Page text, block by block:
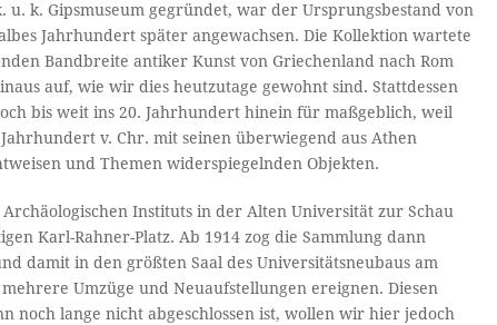
k. Gipsmuseum gegründet, war der Ursprungsbestand von
Jahrhundert später angewachsen. Die Kollektion wartete
Bandbreite antiker Kunst von Griechenland nach Rom
auf, wie wir dies heutzutage gewohnt sind. Stattdessen
bis weit ins 20. Jahrhundert hinein für maßgeblich, weil
v. Chr. mit seinen überwiegend aus Athen
und Themen widerspiegelnden Objekten.
Instituts in der Alten Universität zur Schau
Karl-Rahner-Platz. Ab 1914 zog die Sammlung dann
damit in den größten Saal des Universitätsneubaus am
Umzüge und Neuaufstellungen ereignen. Diesen
noch lange nicht abgeschlossen ist, wollen wir hier jedoch